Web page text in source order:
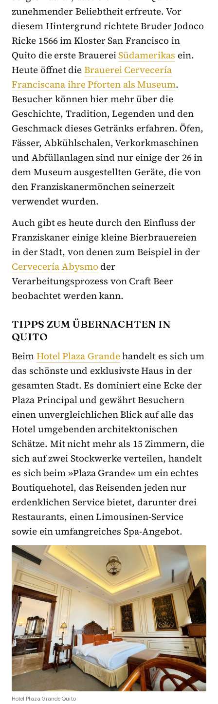
zunehmender Beliebtheit erfreute. Vor
diesem Hintergrund richtete Bruder Jodoco
Ricke 1566 im Kloster San Francisco in
Quito die erste BrauereiSüdamerikas ein.
Heute öffnet dieBrauerei Cervecería
Franciscana ihre Pforten als Museum.
Besucher können hier mehr über die
Geschichte, Tradition, Legenden und den
Geschmack dieses Getränks erfahren. Öfen,
Fässer, Abkühlschalen, Verkorkmaschinen
und Abfüllanlagen sind nur einige der 26 in
dem Museum ausgestellten Geräte, die von
den Franziskanermönchen seinerzeit
verwendet wurden.
Auch gibt es heute durch den Einfluss der
Franziskaner einige kleine Bierbrauereien
in der Stadt, von denen zum Beispiel in der
Cervecería Abysmo der
Verarbeitungsprozess von Craft Beer
beobachtet werden kann.
TIPPS ZUM ÜBERNACHTEN IN
QUITO
BeimHotel Plaza Grandehandelt es sich um
das schönste und exklusivste Haus in der
gesamten Stadt. Es dominiert eine Ecke der
Plaza Principal und gewährt Besuchern
einen unvergleichlichen Blick auf alle das
Hotel umgebenden architektonischen
Schätze. Mit nicht mehr als 15 Zimmern, die
sich auf zwei Stockwerke verteilen, handelt
es sich beim »Plaza Grande« um ein echtes
Boutiquehotel, das Reisenden jeden nur
erdenklichen Service bietet, darunter drei
Restaurants, einen Limousinen-Service
sowie ein umfangreiches Spa-Angebot.
Hotel Plaza Grande Quito